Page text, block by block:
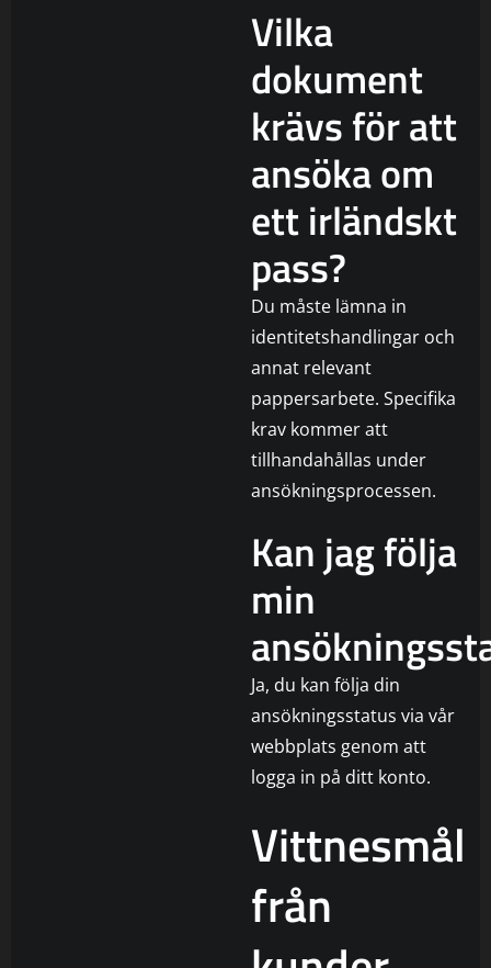
Vilka
dokument
krävs för att
ansöka om
ett irländskt
pass?
Du måste lämna in
identitetshandlingar och
annat relevant
pappersarbete. Specifika
krav kommer att
tillhandahållas under
ansökningsprocessen.
Kan jag följa
min
Ja, du kan följa din
ansökningsstatus via vår
webbplats genom att
logga in på ditt konto.
Vittnesmål
från